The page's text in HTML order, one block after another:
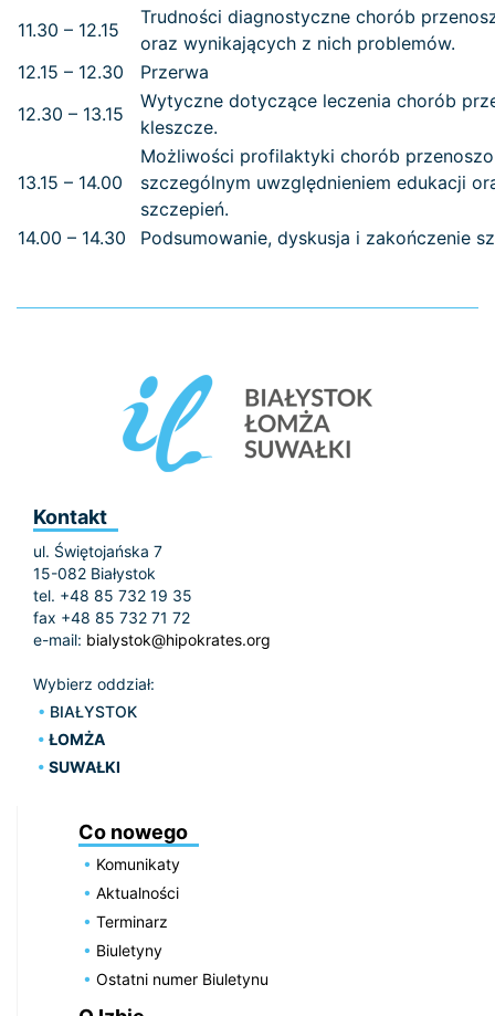
11.30 – 12.15
Trudności diagnostyczne chorób
oraz wynikających z nich problemów.
12.15 – 12.30
Przerwa
12.30 – 13.15
Wytyczne dotyczące leczenia chorób
kleszcze.
13.15 – 14.00
Możliwości profilaktyki chorób
szczególnym uwzględnieniem edukacji
szczepień.
14.00 – 14.30
Podsumowanie, dyskusja i zakończenie
Kontakt
ul. Świętojańska 7
15-082 Białystok
tel. +48 85 732 19 35
fax +48 85 732 71 72
e-mail: bialystok@hipokrates.org
Wybierz oddział:
BIAŁYSTOK
ŁOMŻA
SUWAŁKI
Co nowego
Komunikaty
Aktualności
Terminarz
Biuletyny
Ostatni numer Biuletynu